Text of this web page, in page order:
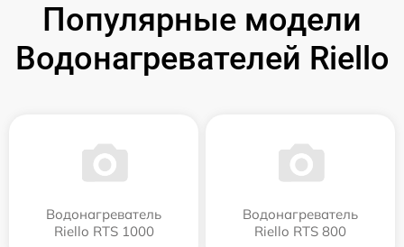
Популярные модели
Водонагревателей Riello
Водонагреватель
Riello RTS 1000
Водонагреватель
Riello RTS 800